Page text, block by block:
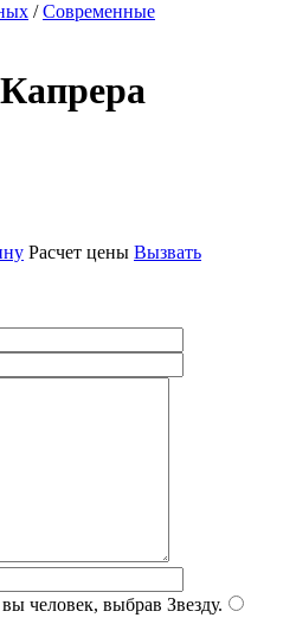
/Современные
Расчет цены Вызвать
человек, выбрав Звезду.